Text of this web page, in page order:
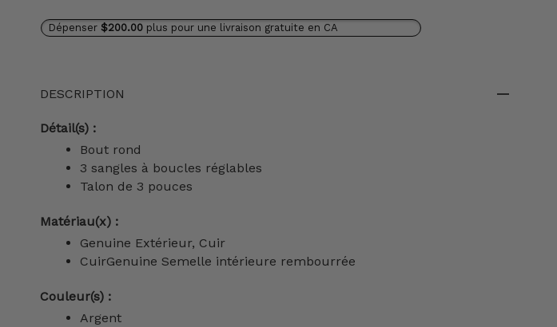
Dépenser $200.00 plus pour une livraison gratuite en CA
DESCRIPTION
Détail(s) :
Bout rond
3 sangles à boucles réglables
Talon de 3 pouces
Matériau(x) :
Genuine Extérieur, Cuir
CuirGenuine Semelle intérieure rembourrée
Couleur(s) :
Argent